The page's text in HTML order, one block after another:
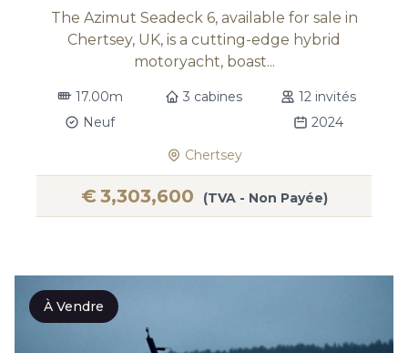
The Azimut Seadeck 6, available for sale in
Chertsey, UK, is a cutting-edge hybrid
motoryacht, boast...
17.00m 3 cabines
12 invités
Neuf
2024
Chertsey
€3,303,600 (TVA - Non Payée)
À Vendre